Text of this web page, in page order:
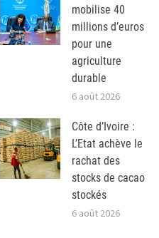
mobilise 40
millions d’euros
pour une
agriculture
durable
6 août 2026
Côte d’Ivoire :
L’Etat achève le
rachat des
stocks de cacao
stockés
6 août 2026